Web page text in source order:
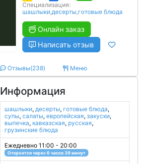
Специализация:
шашлыки,десерты,готовые блюда
Онлайн заказ
Написать отзыв
Отзывы(238) Меню
Информация
шашлыки, десерты, готовые блюда,
супы, салаты, европейская, закуски,
выпечка, кавказская, русская,
грузинские блюда
Ежедневно 11:00 - 20:00
Откроется через 6 часов 39 минут